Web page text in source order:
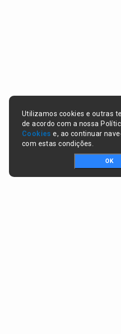
Utilizamos cookies e outras
de acordo com a nossa
Cookies e, ao continuar
com estas condições.
OK